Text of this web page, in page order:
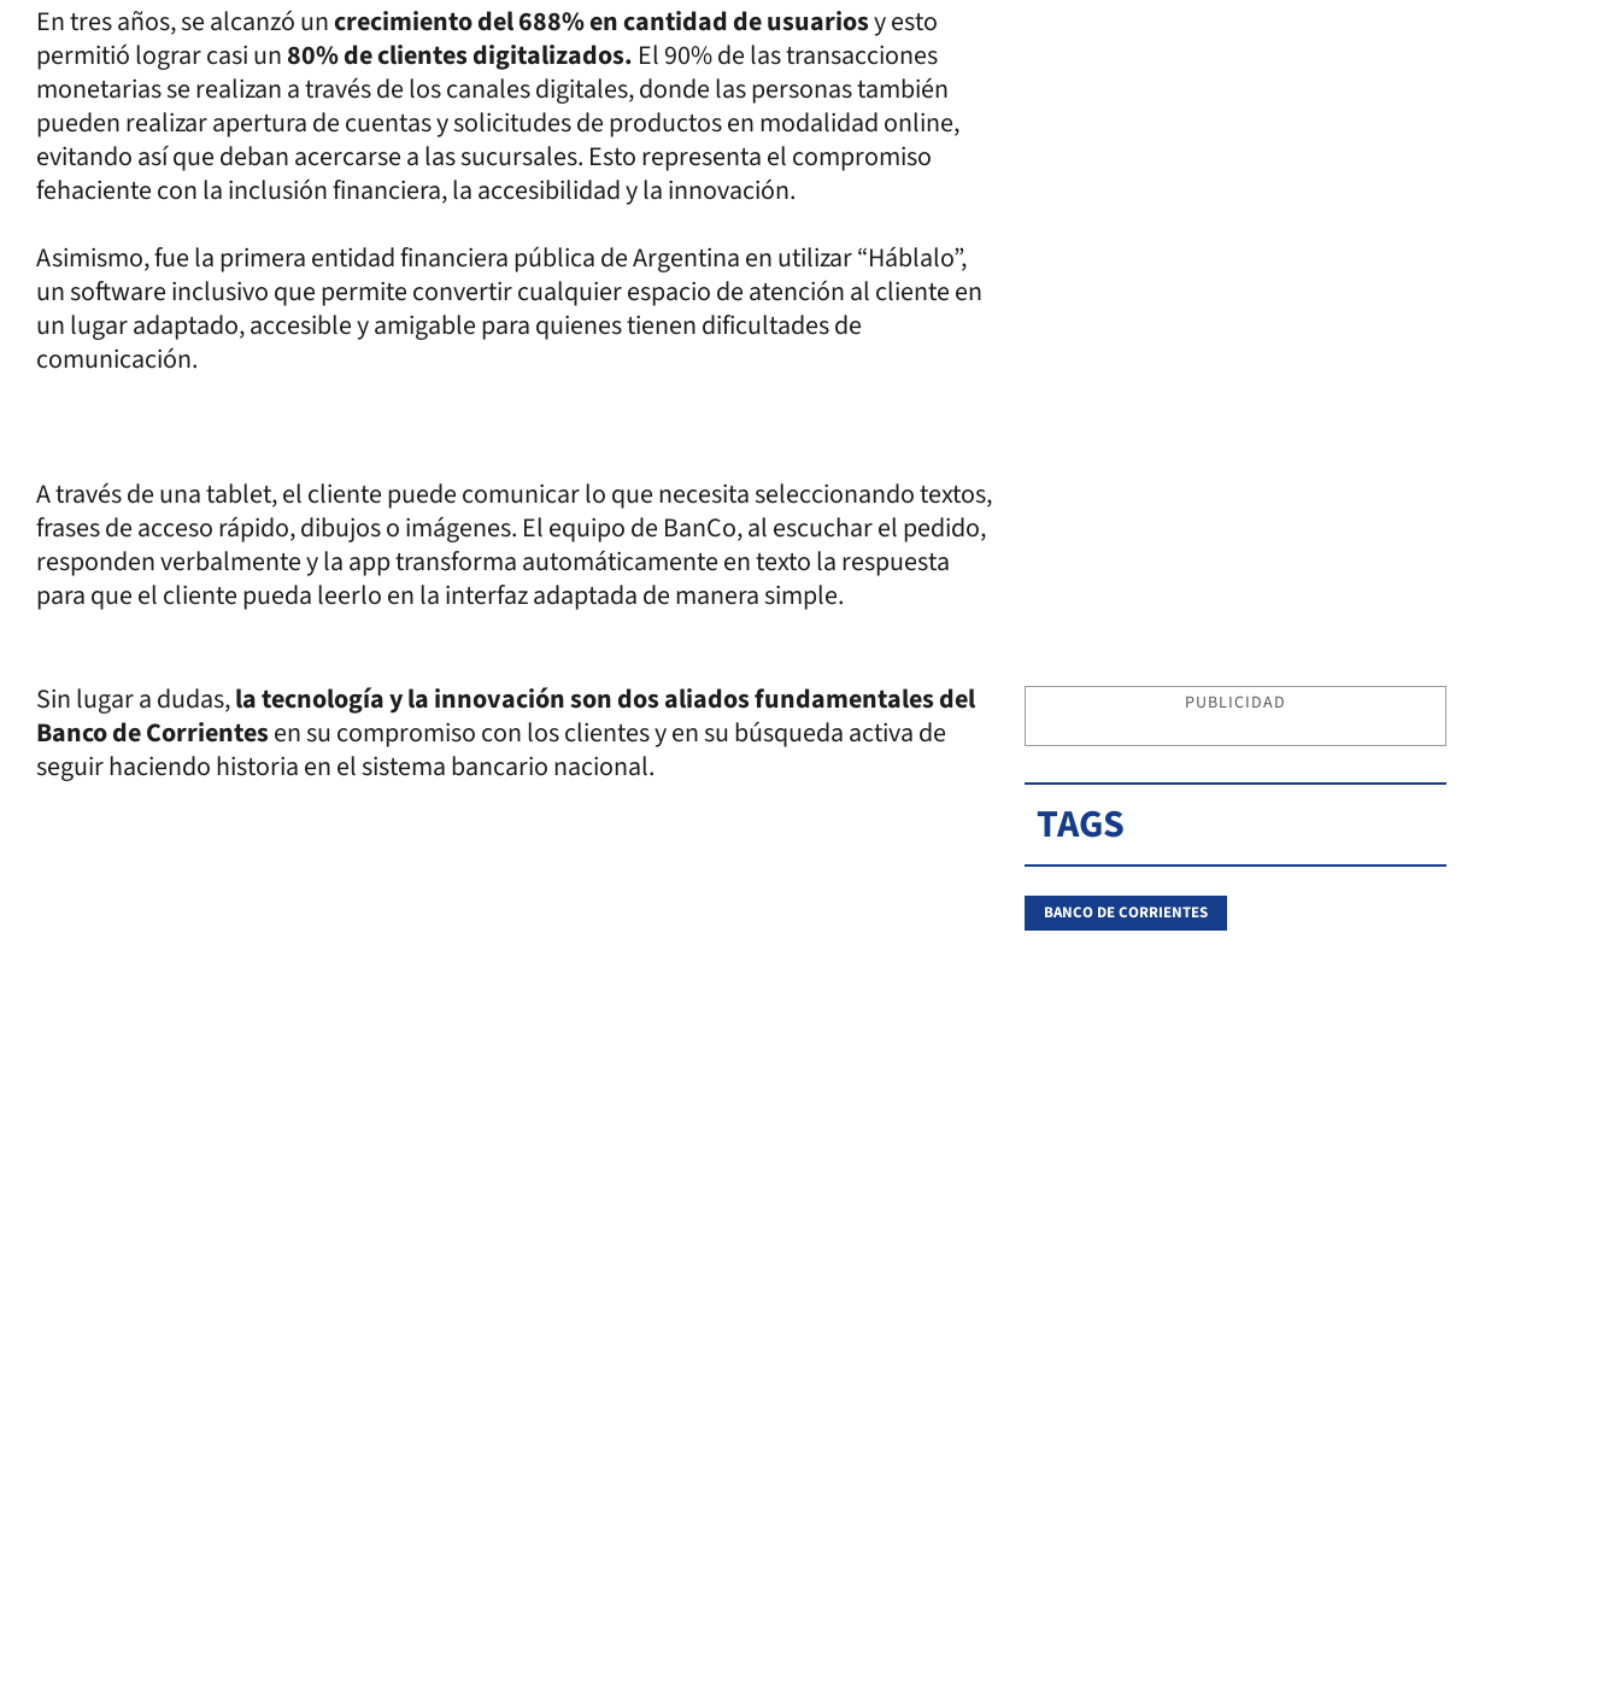
En tres años, se alcanzó uncrecimiento del 688% en cantidad de usuariosy esto
permitió lograr casi un80% de clientes digitalizados. El 90% de las transacciones
monetarias se realizan a través de los canales digitales, donde las personas también
pueden realizar apertura de cuentas y solicitudes de productos en modalidad online,
evitando así que deban acercarse a las sucursales. Esto representa el compromiso
fehaciente con la inclusión financiera, la accesibilidad y la innovación.
Asimismo, fue la primera entidad financiera pública de Argentina en utilizar “Háblalo”,
un software inclusivo que permite convertir cualquier espacio de atención al cliente en
un lugar adaptado, accesible y amigable para quienes tienen dificultades de
comunicación.
A través de una tablet, el cliente puede comunicar lo que necesita seleccionando textos,
frases de acceso rápido, dibujos o imágenes. El equipo de BanCo, al escuchar el pedido,
responden verbalmente y la app transforma automáticamente en texto la respuesta
para que el cliente pueda leerlo en la interfaz adaptada de manera simple.
Sin lugar a dudas,la tecnología y la innovación son dos aliados fundamentales del
Banco de Corrientesen su compromiso con los clientes y en su búsqueda activa de
seguir haciendo historia en el sistema bancario nacional.
PUBLICIDAD
TAGS
BANCO DE CORRIENTES